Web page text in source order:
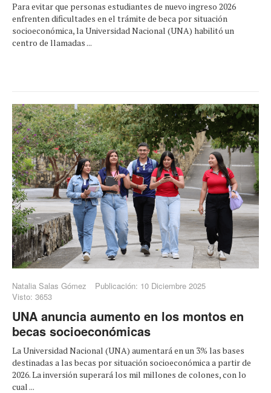
Para evitar que personas estudiantes de nuevo ingreso 2026
enfrenten dificultades en el trámite de beca por situación
socioeconómica, la Universidad Nacional (UNA) habilitó un
centro de llamadas ...
Natalia Salas Gómez
Publicación: 10 Diciembre 2025
Visto: 3653
UNA anuncia aumento en los montos en
becas socioeconómicas
La Universidad Nacional (UNA) aumentará en un 3% las bases
destinadas a las becas por situación socioeconómica a partir de
2026. La inversión superará los mil millones de colones, con lo
cual ...